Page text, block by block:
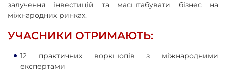
залучення інвестицій та масштабувати бізнес на
міжнародних ринках.
УЧАСНИКИ ОТРИМАЮТЬ:
12 практичних воркшопів з міжнародними
експертами